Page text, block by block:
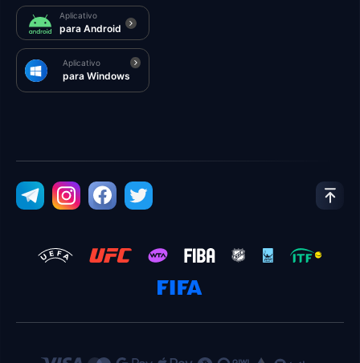
Aplicativo
para Android
Aplicativo
para Windows